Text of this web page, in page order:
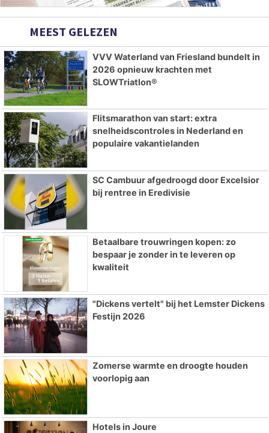
MEEST GELEZEN
VVV Waterland van Friesland bundelt in
2026 opnieuw krachten met
SLOWTriatlon®
Flitsmarathon van start: extra
snelheidscontroles in Nederland en
populaire vakantielanden
SC Cambuur afgedroogd door Excelsior
bij rentree in Eredivisie
Betaalbare trouwringen kopen: zo
bespaar je zonder in te leveren op
kwaliteit
"Dickens vertelt" bij het Lemster Dickens
Festijn 2026
Zomerse warmte en droogte houden
voorlopig aan
Hotels in Joure